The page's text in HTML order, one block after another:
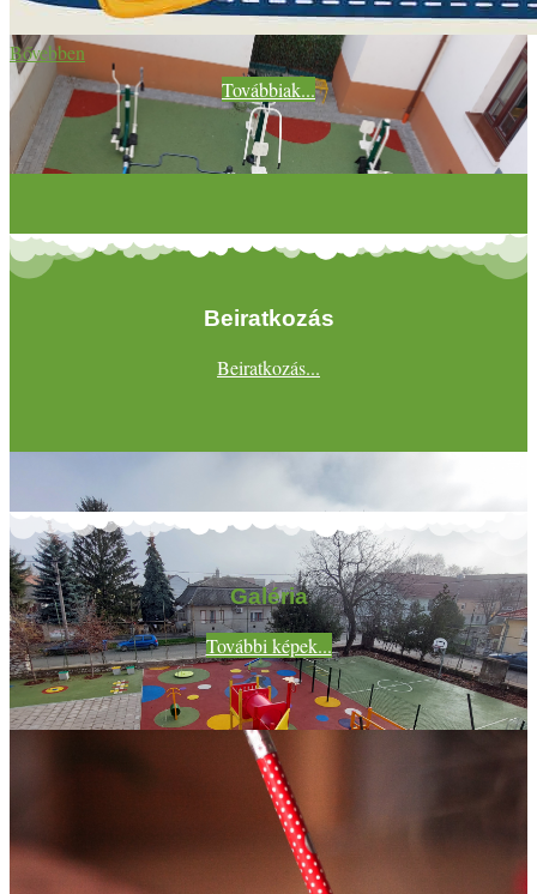
Bővebben
Továbbiak...
Beiratkozás
Beiratkozás...
Galéria
További képek...